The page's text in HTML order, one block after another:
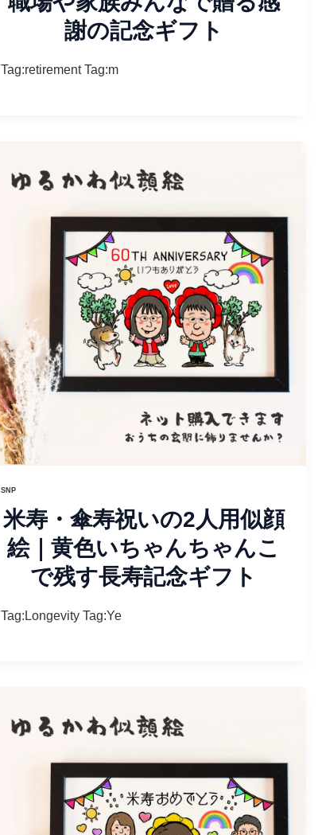
謝の記念ギフト
Tag:retirement Tag:m
SNP
米寿・傘寿祝いの2人用似顔
絵｜黄色いちゃんちゃんこ
で残す長寿記念ギフト
Tag:Longevity Tag:Ye